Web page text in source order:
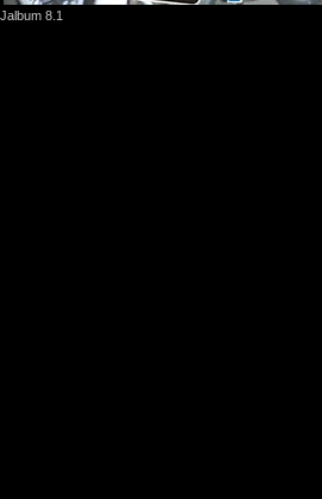
Jalbum 8.1